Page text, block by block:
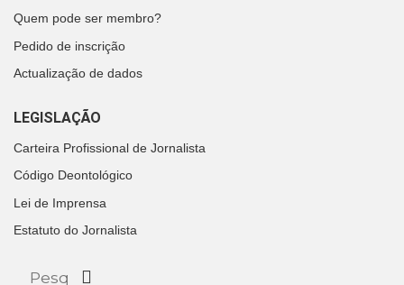
Quem pode ser membro?
Pedido de inscrição
Actualização de dados
LEGISLAÇÃO
Carteira Profissional de Jornalista
Código Deontológico
Lei de Imprensa
Estatuto do Jornalista